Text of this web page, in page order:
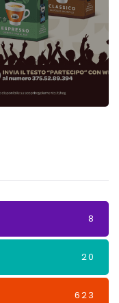
8
20
623